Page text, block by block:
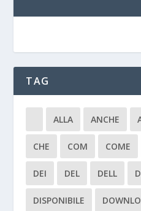
TAG
ALLA ANCHE
CHE COM COME
DEI DEL DELL
DISPONIBILE